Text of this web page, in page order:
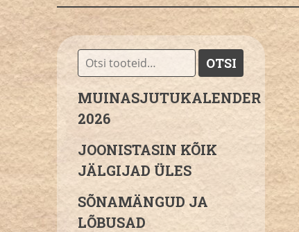
Otsi: OTSI
MUINASJUTUKALENDER
2026
JOONISTASIN KÕIK
JÄLGIJAD ÜLES
SÕNAMÄNGUD JA
LÕBUSAD